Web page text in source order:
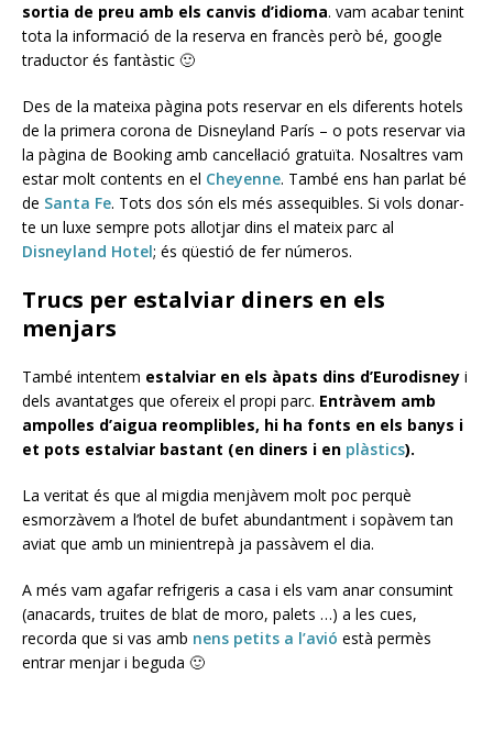
sortia de preu amb els canvis d’idioma. vam acabar tenint
tota la informació de la reserva en francès però bé, google
traductor és fantàstic 🙂
Des de la mateixa pàgina pots reservar en els diferents hotels
de la primera corona de Disneyland París – o pots reservar via
la pàgina de Booking amb cancel·lació gratuïta. Nosaltres vam
estar molt contents en el Cheyenne. També ens han parlat bé
de Santa Fe. Tots dos són els més assequibles. Si vols donar-
te un luxe sempre pots allotjar dins el mateix parc al
Disneyland Hotel; és qüestió de fer números.
Trucs per estalviar diners en els
menjars
També intentem estalviar en els àpats dins d’Eurodisney i
dels avantatges que ofereix el propi parc. Entràvem amb
ampolles d’aigua reomplibles, hi ha fonts en els banys i
et pots estalviar bastant (en diners i en plàstics).
La veritat és que al migdia menjàvem molt poc perquè
esmorzàvem a l’hotel de bufet abundantment i sopàvem tan
aviat que amb un minientrepà ja passàvem el dia.
A més vam agafar refrigeris a casa i els vam anar consumint
(anacards, truites de blat de moro, palets …) a les cues,
recorda que si vas amb nens petits a l’avió està permès
entrar menjar i beguda 🙂